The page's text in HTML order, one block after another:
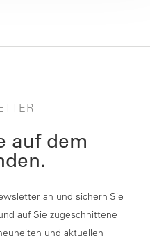
auf dem
an und sichern Sie
auf Sie zugeschnittene
und aktuellen